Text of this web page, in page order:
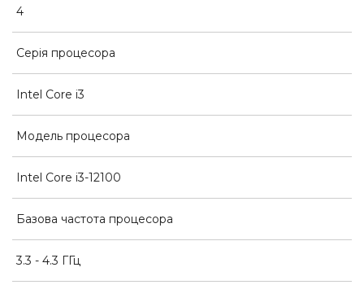
4
Серія процесора
Intel Core i3
Модель процесора
Intel Core i3-12100
Базова частота процесора
3.3 - 4.3 ГГц